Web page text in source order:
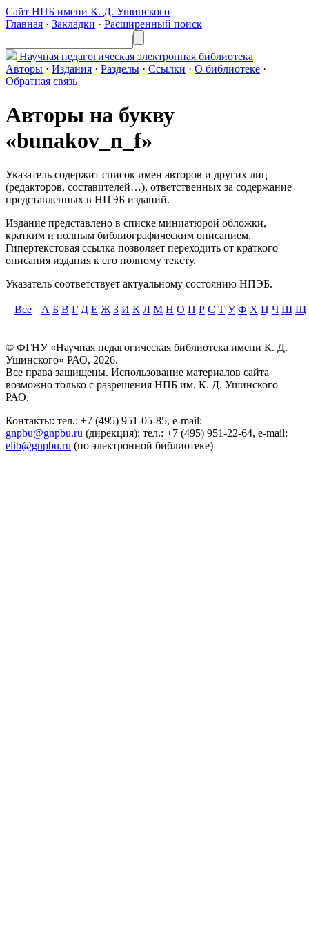
Сайт НПБ имени К. Д. Ушинского
Главная · Закладки · Расширенный поиск
Научная педагогическая электронная библиотека
Авторы · Издания · Разделы · Ссылки · О библиотеке ·
Обратная связь
Авторы на букву
«bunakov_n_f»
Указатель содержит список имен авторов и других лиц
(редакторов, составителей…), ответственных за содержание
представленных в НПЭБ изданий.
Издание представлено в списке миниатюрой обложки,
кратким и полным библиографическим описанием.
Гипертекстовая ссылка позволяет переходить от краткого
описания издания к его полному тексту.
Указатель соответствует актуальному состоянию НПЭБ.
Все А Б В Г Д Е Ж З И К Л М Н О П Р С Т У Ф Х Ц Ч Ш Щ
© ФГНУ «Научная педагогическая библиотека имени К. Д.
Ушинского» РАО, 2026.
Все права защищены. Использование материалов сайта
возможно только с разрешения НПБ им. К. Д. Ушинского
РАО.
Контакты: тел.: +7 (495) 951-05-85, e-mail:
gnpbu@gnpbu.ru (дирекция); тел.: +7 (495) 951-22-64, e-mail:
elib@gnpbu.ru (по электронной библиотеке)